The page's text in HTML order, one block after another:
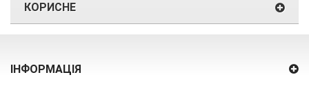
КОРИСНЕ
ІНФОРМАЦІЯ